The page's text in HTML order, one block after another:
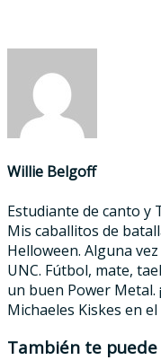
Willie Belgoff
Estudiante de canto y
Mis caballitos de
Helloween. Alguna
UNC. Fútbol, mate,
un buen Power Metal.
Michaeles Kiskes en
También te